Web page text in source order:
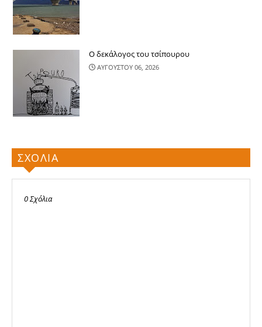
Ο δεκάλογος του τσίπουρου
ΑΥΓΟΥΣΤΟΥ 06, 2026
ΣΧΟΛΙΑ
0 Σχόλια